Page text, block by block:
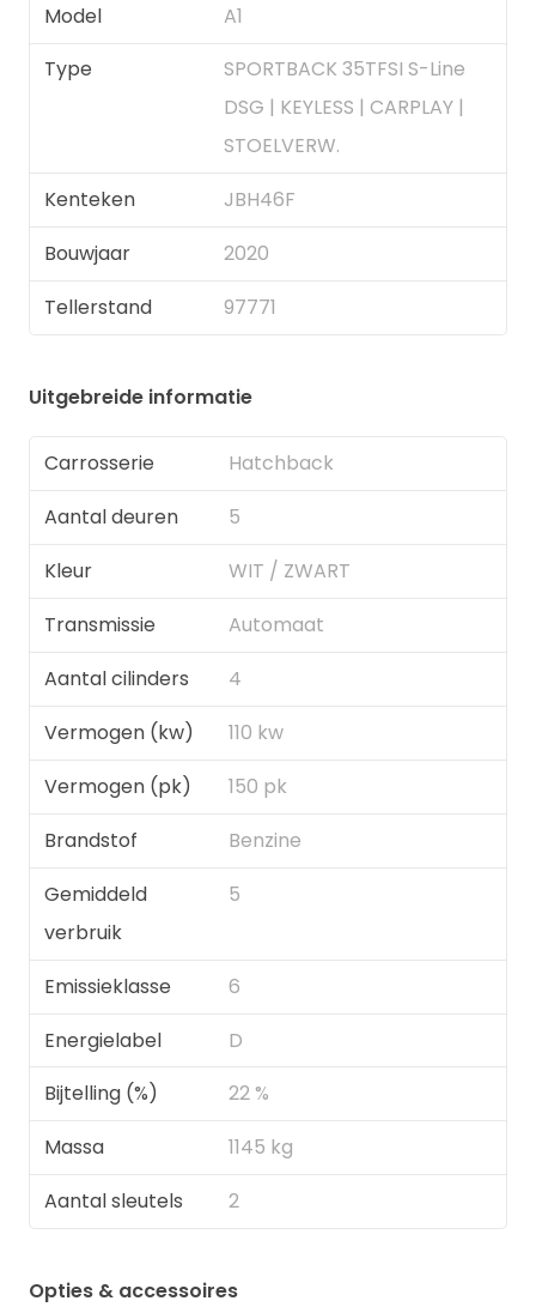
Model
A1
Type
SPORTBACK 35TFSI S-Line
DSG | KEYLESS | CARPLAY |
STOELVERW.
Kenteken
JBH46F
Bouwjaar
2020
Tellerstand
97771
Uitgebreide informatie
Carrosserie
Hatchback
Aantal deuren
5
Kleur
WIT / ZWART
Transmissie
Automaat
Aantal cilinders
4
Vermogen (kw)
110 kw
Vermogen (pk)
150 pk
Brandstof
Benzine
Gemiddeld
verbruik
5
Emissieklasse
6
Energielabel
D
Bijtelling (%)
22 %
Massa
1145 kg
Aantal sleutels
2
Opties & accessoires